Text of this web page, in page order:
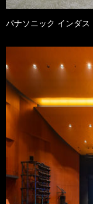
パナソニック インダ